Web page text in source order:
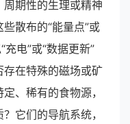
期性的生理或精神
散布的“能量点”或
电”或“数据更新”
在特殊的磁场或矿
、稀有的食物源，
它们的导航系统，